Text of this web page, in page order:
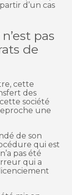
d’un cas
pas
de
cette
des
société
une
de son
qui est
pas été
qui a